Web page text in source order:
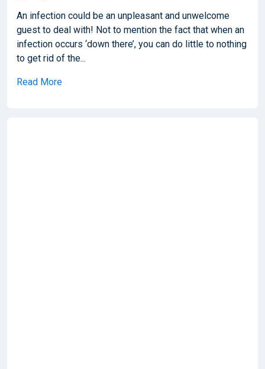
An infection could be an unpleasant and unwelcome
guest to deal with! Not to mention the fact that when an
infection occurs ‘down there’, you can do little to nothing
to get rid of the...
Read More